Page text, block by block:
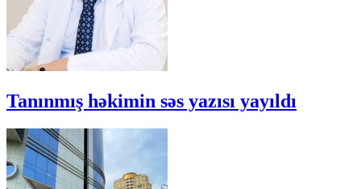
Tanınmış həkimin səs yazısı yayıldı